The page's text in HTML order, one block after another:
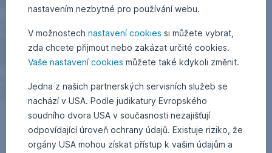
nastavením nezbytné pro používání webu.
V možnostech nastavení cookies si můžete vybrat,
zda chcete přijmout nebo zakázat určité cookies.
Vaše nastavení cookies můžete také kdykoli změnit.
Jedna z našich partnerských servisních služeb se
nachází v USA. Podle judikatury Evropského
soudního dvora USA v současnosti nezajišťují
odpovídající úroveň ochrany údajů. Existuje riziko, že
orgány USA mohou získat přístup k vašim údajům a